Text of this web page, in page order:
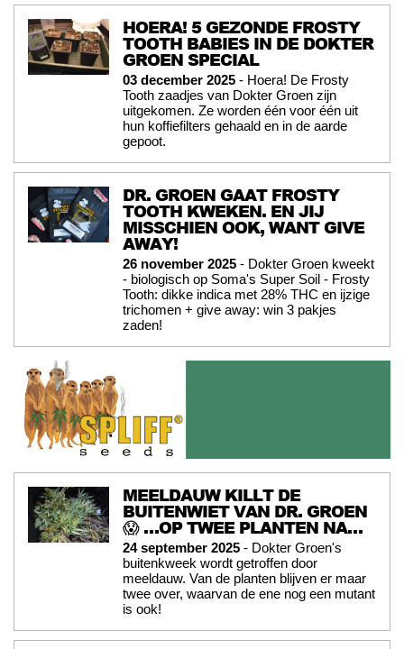
HOERA! 5 GEZONDE FROSTY
TOOTH BABIES IN DE DOKTER
GROEN SPECIAL
03 december 2025 - Hoera! De Frosty
Tooth zaadjes van Dokter Groen zijn
uitgekomen. Ze worden één voor één uit
hun koffiefilters gehaald en in de aarde
gepoot.
DR. GROEN GAAT FROSTY
TOOTH KWEKEN. EN JIJ
MISSCHIEN OOK, WANT GIVE
AWAY!
26 november 2025 - Dokter Groen kweekt
- biologisch op Soma's Super Soil - Frosty
Tooth: dikke indica met 28% THC en ijzige
trichomen + give away: win 3 pakjes
zaden!
MEELDAUW KILLT DE
BUITENWIET VAN DR. GROEN
😱 …OP TWEE PLANTEN NA…
24 september 2025 - Dokter Groen's
buitenkweek wordt getroffen door
meeldauw. Van de planten blijven er maar
twee over, waarvan de ene nog een mutant
is ook!